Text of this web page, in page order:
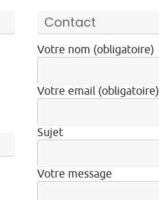
Contact
Votre nom (obligatoire)
Votre email (obligatoire)
Sujet
Votre message